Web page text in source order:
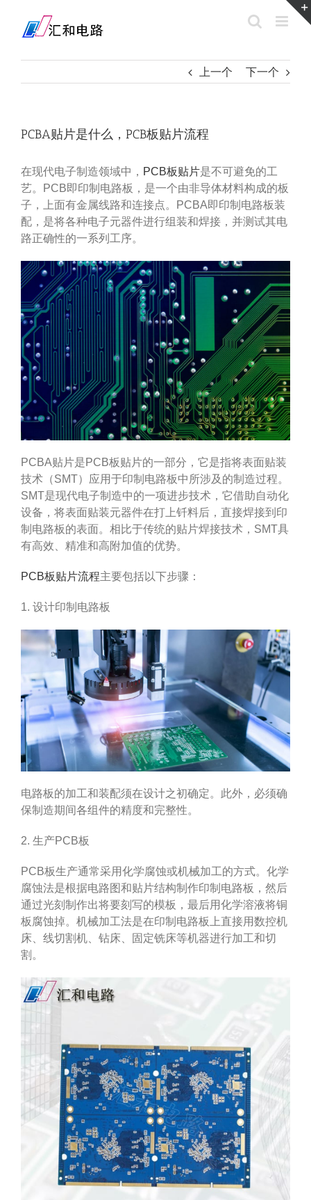
content
上一个 下一个
PCBA贴片是什么，PCB板贴片流程
在现代电子制造领域中， PCB板贴片是不可避免的工
艺。PCB即印制电路板，是一个由非导体材料构成的板
子，上面有金属线路和连接点。PCBA即印制电路板装
配，是将各种电子元器件进行组装和焊接，并测试其电
路正确性的一系列工序。
PCBA贴片是PCB板贴片的一部分，它是指将表面贴装
技术（SMT）应用于印制电路板中所涉及的制造过程。
SMT是现代电子制造中的一项进步技术，它借助自动化
设备，将表面贴装元器件在打上钎料后，直接焊接到印
制电路板的表面。相比于传统的贴片焊接技术，SMT具
有高效、精准和高附加值的优势。
PCB板贴片流程主要包括以下步骤：
1. 设计印制电路板
电路板的加工和装配须在设计之初确定。此外，必须确
保制造期间各组件的精度和完整性。
2. 生产PCB板
PCB板生产通常采用化学腐蚀或机械加工的方式。化学
腐蚀法是根据电路图和贴片结构制作印制电路板，然后
通过光刻制作出将要刻写的模板，最后用化学溶液将铜
板腐蚀掉。机械加工法是在印制电路板上直接用数控机
床、线切割机、钻床、固定铣床等机器进行加工和切
割。